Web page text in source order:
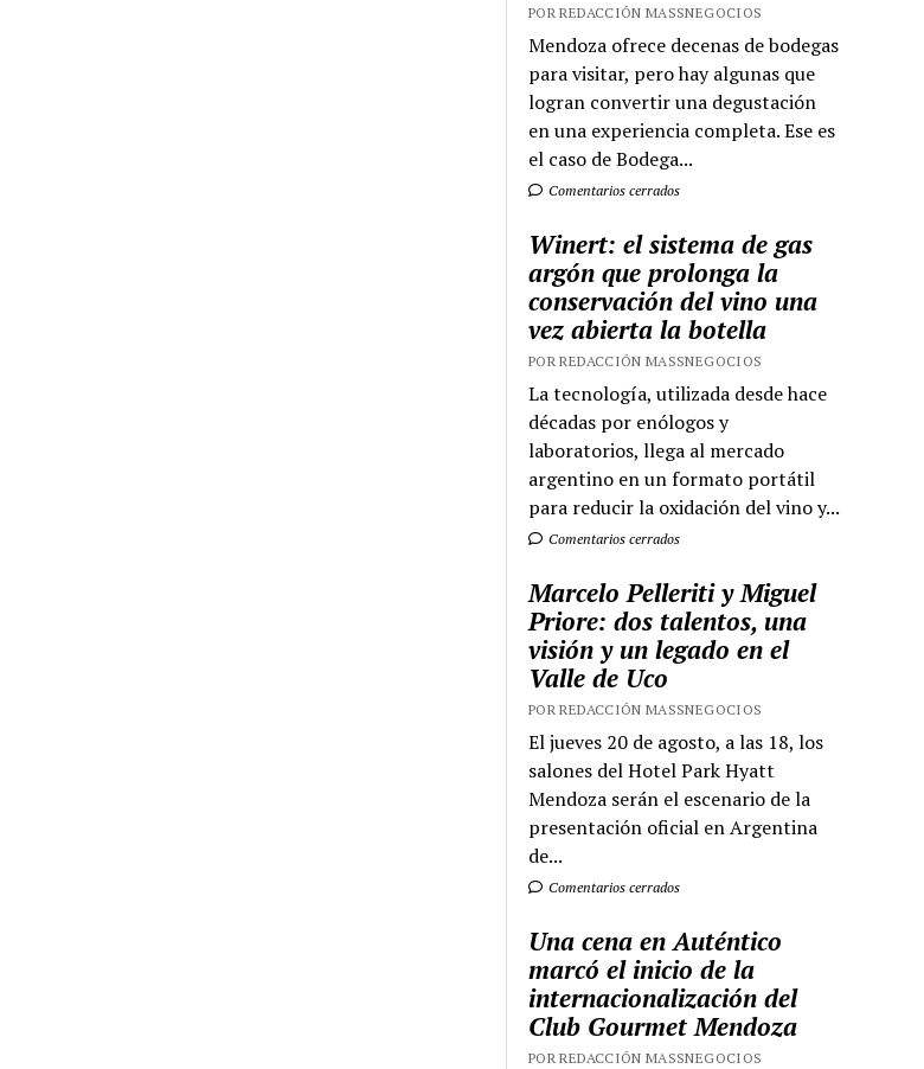
POR REDACCIÓN MASSNEGOCIOS
Mendoza ofrece decenas de bodegas
para visitar, pero hay algunas que
logran convertir una degustación
en una experiencia completa. Ese es
el caso de Bodega...
Comentarios cerrados
Winert: el sistema de gas
argón que prolonga la
conservación del vino una
vez abierta la botella
POR REDACCIÓN MASSNEGOCIOS
La tecnología, utilizada desde hace
décadas por enólogos y
laboratorios, llega al mercado
argentino en un formato portátil
para reducir la oxidación del vino y...
Comentarios cerrados
Marcelo Pelleriti y Miguel
Priore: dos talentos, una
visión y un legado en el
Valle de Uco
POR REDACCIÓN MASSNEGOCIOS
El jueves 20 de agosto, a las 18, los
salones del Hotel Park Hyatt
Mendoza serán el escenario de la
presentación oficial en Argentina
de...
Comentarios cerrados
Una cena en Auténtico
marcó el inicio de la
internacionalización del
Club Gourmet Mendoza
POR REDACCIÓN MASSNEGOCIOS